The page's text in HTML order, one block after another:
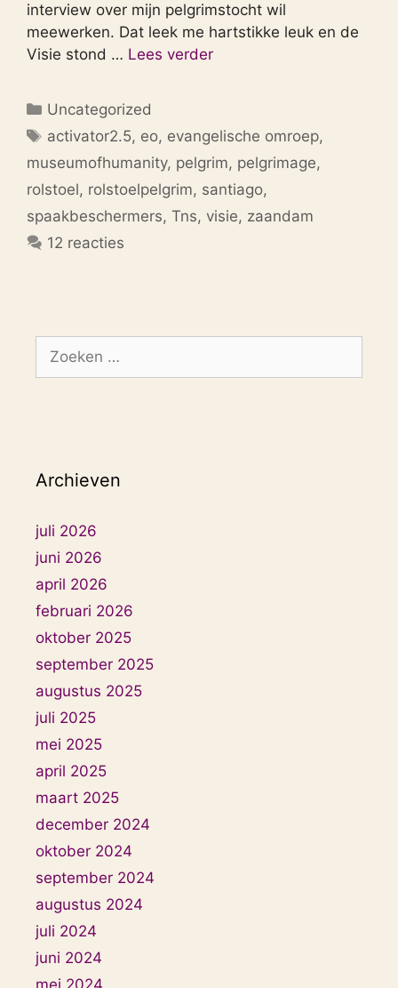
interview over mijn pelgrimstocht wil
meewerken. Dat leek me hartstikke leuk en de
Visie stond … Lees verder
Categorieën
Uncategorized
Tags
activator2.5, eo, evangelische omroep,
museumofhumanity, pelgrim, pelgrimage,
rolstoel, rolstoelpelgrim, santiago,
spaakbeschermers, Tns, visie, zaandam
12 reacties
Zoek
Archieven
juli 2026
juni 2026
april 2026
februari 2026
oktober 2025
september 2025
augustus 2025
juli 2025
mei 2025
april 2025
maart 2025
december 2024
oktober 2024
september 2024
augustus 2024
juli 2024
juni 2024